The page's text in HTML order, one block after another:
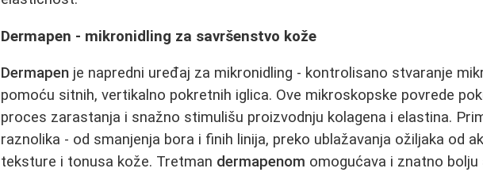
Dermapen - mikronidling za savršenstvo kože
Dermapen je napredni uređaj za mikronidling - kontrolisano stvaranje
pomoću sitnih, vertikalno pokretnih iglica. Ove mikroskopske povrede
proces zarastanja i snažno stimulišu proizvodnju kolagena i elastina.
raznolika - od smanjenja bora i finih linija, preko ublažavanja ožiljaka od
teksture i tonusa kože. Tretman dermapenom omogućava i znatno